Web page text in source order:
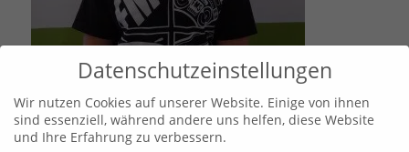
Datenschutzeinstellungen
Wir nutzen Cookies auf unserer Website. Einige von ihnen
sind essenziell, während andere uns helfen, diese Website
und Ihre Erfahrung zu verbessern.